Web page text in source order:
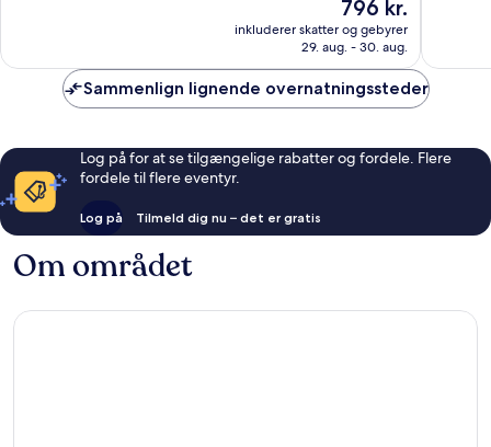
796 kr.
796 kr.
inkluderer skatter og gebyrer
29. aug. - 30. aug.
Sammenlign lignende overnatningssteder
Log på for at se tilgængelige rabatter og fordele. Flere
fordele til flere eventyr.
Log på Tilmeld dig nu – det er gratis
Om området